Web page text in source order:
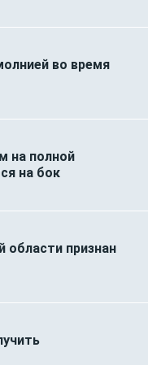
во время
на полной
на бок
области признан